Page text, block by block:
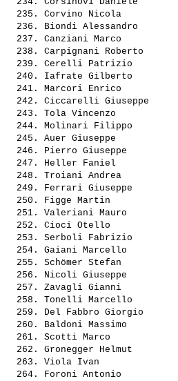
  235.
Corvino Nicola
  236.
Biondi Alessandro
  237.
Canziani Marco
  238.
Carpignani Roberto
  239.
Cerelli Patrizio
  240.
Iafrate Gilberto
  241.
Marcori Enrico
  242.
Ciccarelli Giuseppe
  243.
Tola Vincenzo
  244.
Molinari Filippo
  245.
Auer Giuseppe
  246.
Pierro Giuseppe
  247.
Heller Faniel
  248.
Troiani Andrea
  249.
Ferrari Giuseppe
  250.
Figge Martin
  251.
Valeriani Mauro
  252.
Cioci Otello
  253.
Serboli Fabrizio
  254.
Gaiani Marcello
  255.
Schömer Stefan
  256.
Nicoli Giuseppe
  257.
Zavagli Gianni
  258.
Tonelli Marcello
  259.
Del Fabbro Giorgio
  260.
Baldoni Massimo
  261.
Scotti Marco
  262.
Gronegger Helmut
  263.
Viola Ivan
  264.
Foroni Antonio